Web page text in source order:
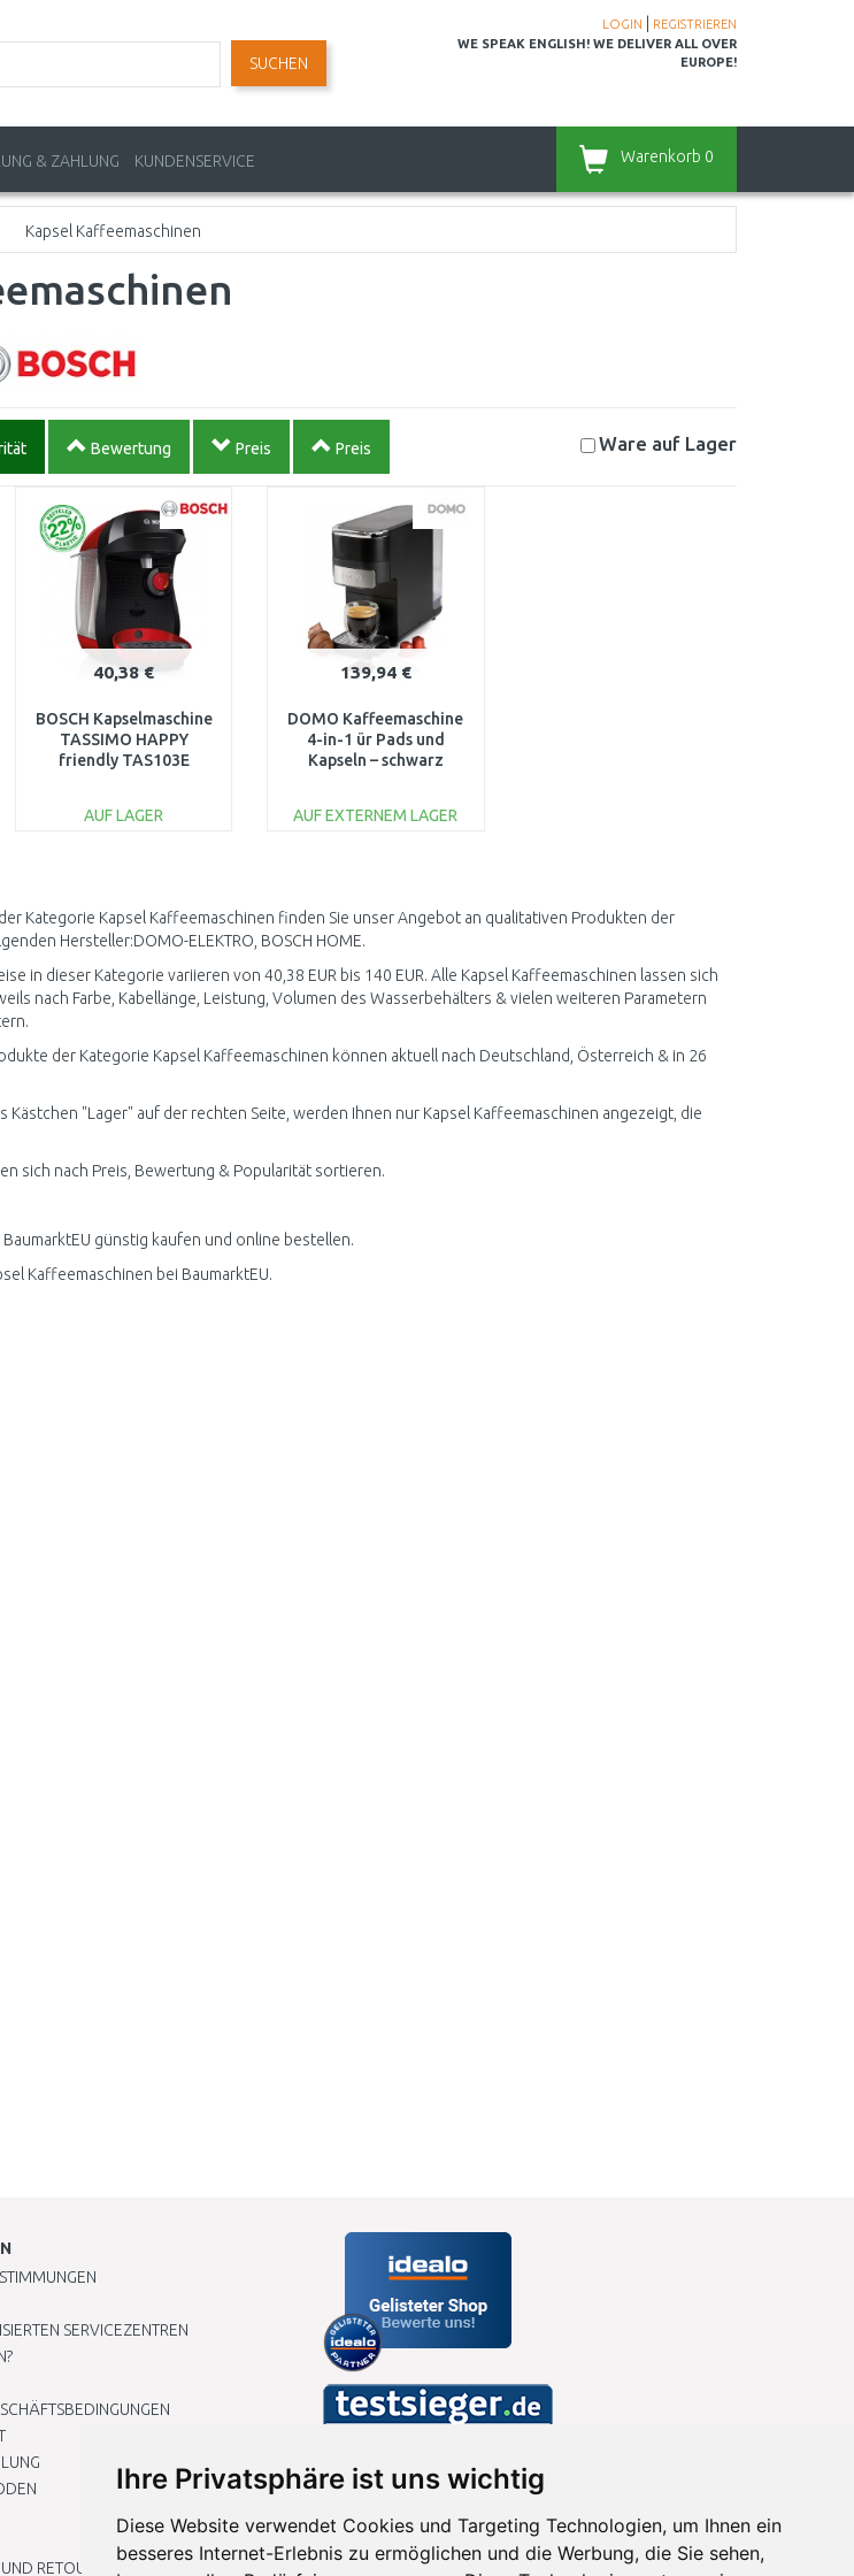
Ihre Privatsphäre ist uns wichtig
Diese Website verwendet Cookies und Targeting Technologien, um Ihnen ein
besseres Internet-Erlebnis zu ermöglichen und die Werbung, die Sie sehen,
LOGIN
REGISTRIEREN
WE SPEAK ENGLISH! WE DELIVER ALL OVER
EUROPE!
SUCHEN
& ZAHLUNG KUNDENSERVICE Warenkorb 0
Kapsel Kaffeemaschinen
Bewertung Preis Preis Ware auf Lager
40,38 €
BOSCH Kapselmaschine
TASSIMO HAPPY
friendly TAS103E
AUF LAGER
Vergleichen
139,94 €
DOMO Kaffeemaschine
4-in-1 ür Pads und
Kapseln – schwarz
AUF EXTERNEM LAGER
Vergleichen
Kategorie Kapsel Kaffeemaschinen finden Sie unser Angebot an qualitativen Produkten der
Hersteller:DOMO-ELEKTRO, BOSCH HOME.
in dieser Kategorie variieren von 40,38 EUR bis 140 EUR. Alle Kapsel Kaffeemaschinen lassen sich
nach Farbe, Kabellänge, Leistung, Volumen des Wasserbehälters & vielen weiteren Parametern
der Kategorie Kapsel Kaffeemaschinen können aktuell nach Deutschland, Österreich & in 26
Kästchen "Lager" auf der rechten Seite, werden Ihnen nur Kapsel Kaffeemaschinen angezeigt, die
sich nach Preis, Bewertung & Popularität sortieren.
günstig kaufen und online bestellen.
Kaffeemaschinen bei BaumarktEU.
SERVICEZENTREN
RETOUREN